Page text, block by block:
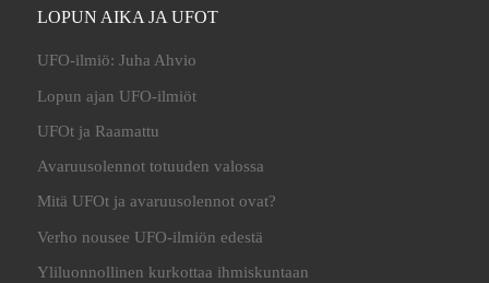
LOPUN AIKA JA UFOT
UFO-ilmiö: Juha Ahvio
Lopun ajan UFO-ilmiöt
UFOt ja Raamattu
Avaruusolennot totuuden valossa
Mitä UFOt ja avaruusolennot ovat?
Verho nousee UFO-ilmiön edestä
Yliluonnollinen kurkottaa ihmiskuntaan